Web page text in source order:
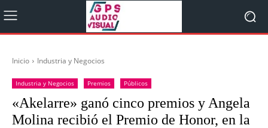
Inicio Industria y Negocios
Industria y Negocios Premios Públicos
«Akelarre» ganó cinco premios y Angela
Molina recibió el Premio de Honor, en la